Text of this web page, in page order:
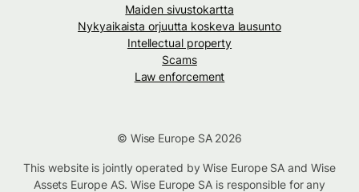
Maiden sivustokartta
Nykyaikaista orjuutta koskeva lausunto
Intellectual property
Scams
Law enforcement
© Wise Europe SA 2026
This website is jointly operated by Wise Europe SA and Wise
Assets Europe AS. Wise Europe SA is responsible for any